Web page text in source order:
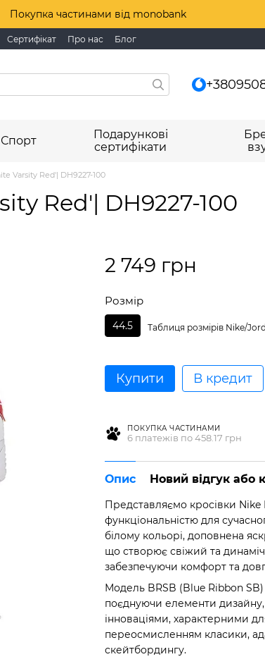
Покупка частинами від monobank
Сертифікат Про нас Блог
Спорт
Подарункові
сертифікати
Varsity Red'| DH9227-100
Red'| DH9227-100
2 749 грн
Розмір
44.5 Таблиця розмірів Nike/
Купити В кредит
ПОКУПКА ЧАСТИНАМИ
6 платежів по 458.17 грн
Опис Новий відгук або
Представляємо кросівки
функціональністю для
білому кольорі, доповнена
що створює свіжий та
забезпечуючи комфорт та
Модель BRSB (Blue Ribbon
поєднуючи елементи
інноваціями, характерними
переосмисленням класики,
скейтбордингу.